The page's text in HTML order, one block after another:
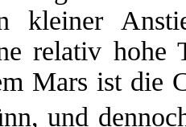
kleiner
relativ hohe
Mars ist die
und